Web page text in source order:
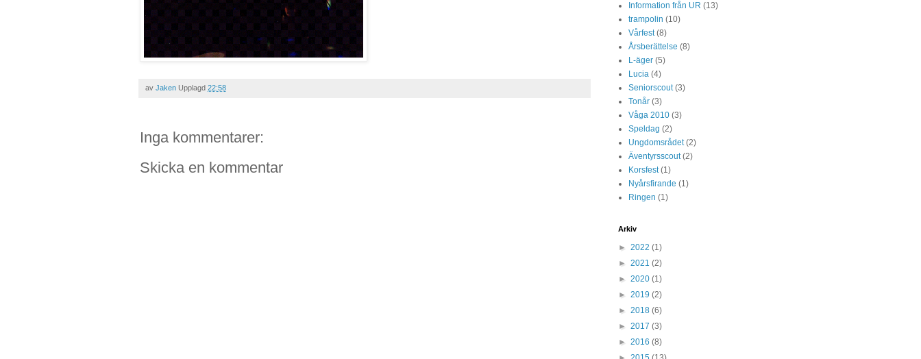
av Jaken Upplagd 22:58
Inga kommentarer:
Skicka en kommentar
Information från UR (13)
trampolin (10)
Vårfest (8)
Årsberättelse (8)
L-äger (5)
Lucia (4)
Seniorscout (3)
Tonår (3)
Våga 2010 (3)
Speldag (2)
Ungdomsrådet (2)
Äventyrsscout (2)
Korsfest (1)
Nyårsfirande (1)
Ringen (1)
Arkiv
► 2022 (1)
► 2021 (2)
► 2020 (1)
► 2019 (2)
► 2018 (6)
► 2017 (3)
► 2016 (8)